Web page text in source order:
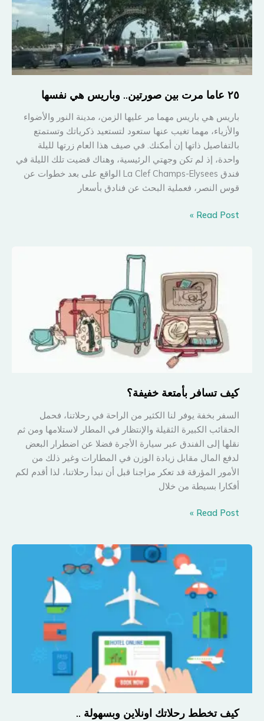
٢٥ عاما مرت بين صورتين.. وباريس هي نفسها
باريس هي باريس مهما مر عليها الزمن، مدينة النور والأضواء
والأزياء، مهما تغيب عنها ستعود لتستعيد ذكرياتك وتستمتع
بالتفاصيل ذاتها إن أمكنك. في صيف هذا العام زرتها لليلة
واحدة، إذ لم تكن وجهتي الرئيسية، وهناك قضيت تلك الليلة في
فندق La Clef Champs-Elysees الواقع على بعد خطوات عن
قوس النصر، فعملية البحث عن فنادق بأسعار
٢٥
صورتين..
وباريس
Read Post »
كيف تسافر بأمتعة خفيفة؟
السفر بخفة يوفر لنا الكثير من الراحة في رحلاتنا، فحمل
الحقائب الكبيرة الثقيلة والإنتظار في المطار لاستلامها ومن ثم
نقلها إلى الفندق عبر سيارة الأجرة فضلا عن اضطرار البعض
لدفع المال مقابل زيادة الوزن في المطارات وغير ذلك من
الأمور المؤرقة قد تعكر مزاجنا قبل أن نبدأ رحلاتنا، لذا أقدم لكم
أفكارا بسيطة من خلال
كيف
Read Post »
كيف تخطط رحلاتك اونلاين وبسهولة ..